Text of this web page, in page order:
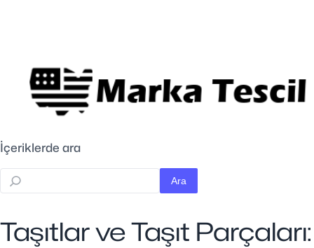
İçeriklerde ara
Ara
Taşıtlar ve Taşıt